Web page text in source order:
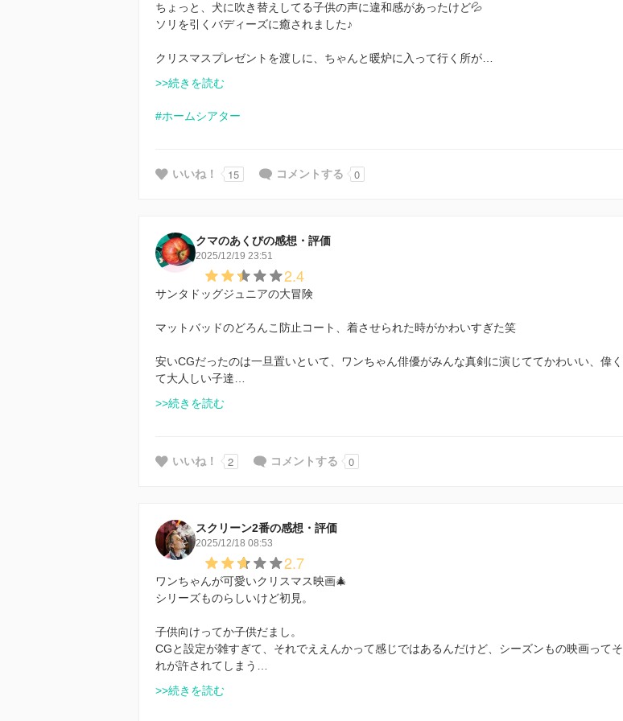
ちょっと、犬に吹き替えしてる子供の声に違和感があったけど💦
ソリを引くバディーズに癒されました♪
クリスマスプレゼントを渡しに、ちゃんと暖炉に入って行く所が…
>>続きを読む
#ホームシアター
いいね！ 15 コメントする 0
クマのあくびの感想・評価
2025/12/19 23:51
2.4
サンタドッグジュニアの大冒険
マットバッドのどろんこ防止コート、着させられた時がかわいすぎた笑
安いCGだったのは一旦置いといて、ワンちゃん俳優がみんな真剣に演じててかわいい、偉く
て大人しい子達…
>>続きを読む
いいね！ 2 コメントする 0
スクリーン2番の感想・評価
2025/12/18 08:53
2.7
ワンちゃんが可愛いクリスマス映画🎄
シリーズものらしいけど初見。
子供向けってか子供だまし。
CGと設定が雑すぎて、それでええんかって感じではあるんだけど、シーズンもの映画ってそ
れが許されてしまう…
>>続きを読む